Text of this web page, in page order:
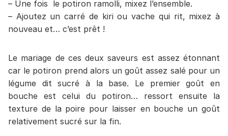
– Une fois le potiron ramolli, mixez l’ensemble.
– Ajoutez un carré de kiri ou vache qui rit, mixez à
nouveau et… c’est prêt !
Le mariage de ces deux saveurs est assez étonnant
car le potiron prend alors un goût assez salé pour un
légume dit sucré à la base. Le premier goût en
bouche est celui du potiron… ressort ensuite la
texture de la poire pour laisser en bouche un goût
relativement sucré sur la fin.